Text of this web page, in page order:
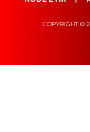
COPYRIGHT ©